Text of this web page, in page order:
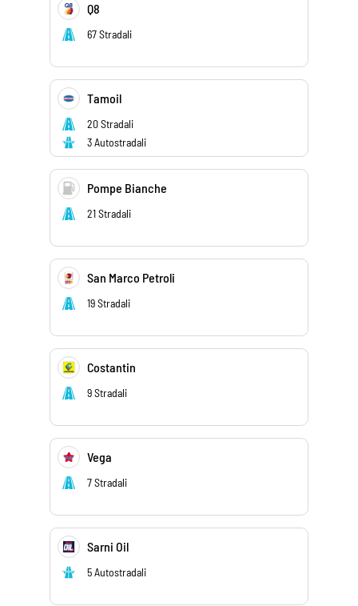
Q8
67 Stradali
Tamoil
20 Stradali
3 Autostradali
Pompe Bianche
21 Stradali
San Marco Petroli
19 Stradali
Costantin
9 Stradali
Vega
7 Stradali
Sarni Oil
5 Autostradali